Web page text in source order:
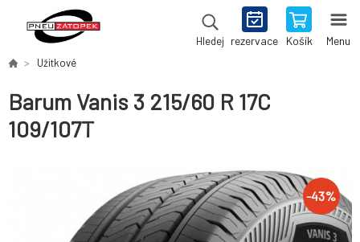
Hledej rezervace Košík Menu
Užitkové
Barum Vanis 3 215/60 R 17C
109/107T
-43%